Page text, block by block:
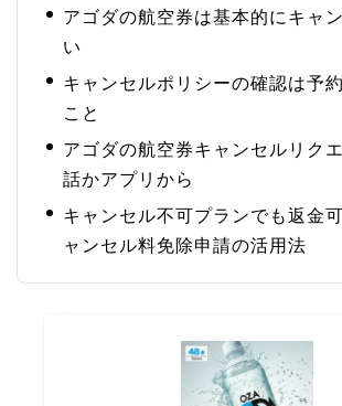
アゴダの航空券は基本的にキャ
い
キャンセルポリシーの確認は予
こと
アゴダの航空券キャンセルリク
話かアプリから
キャンセル不可プランでも返金
ャンセル料免除申請の活用法